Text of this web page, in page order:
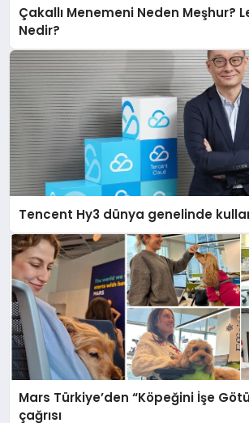
Çakallı Menemeni Neden Meşhur?
Nedir?
Tencent Hy3 dünya genelinde
Mars Türkiye’den “Köpeğini İşe
çağrısı